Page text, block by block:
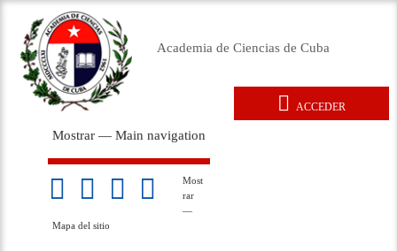
contenido
Academia de Ciencias de Cuba
Main
navigation
Mostrar — Main navigation
Inicio
Acerca de
Membresía
Premios
Eventos
Relaciones exteriores
Documentos legales
Repositorio
Noticias
sitio
Most
rar
—
Mapa del sitio
ACCEDER